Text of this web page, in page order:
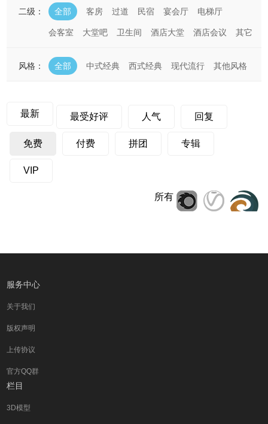
二级： 全部 客房 过道 民宿 宴会厅 电梯厅
会客室 大堂吧 卫生间 酒店大堂 酒店会议 其它
风格： 全部 中式经典 西式经典 现代流行 其他风格
最新 最受好评 人气 回复
免费 付费 拼团 专辑
VIP
所有
服务中心
关于我们
版权声明
上传协议
官方QQ群
栏目
3D模型